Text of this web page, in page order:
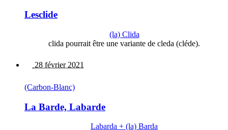
Lesclide
(la) Clida
clida pourrait être une variante de cleda (cléde).
28 février 2021
(Carbon-Blanc)
La Barde, Labarde
Labarda + (la) Barda